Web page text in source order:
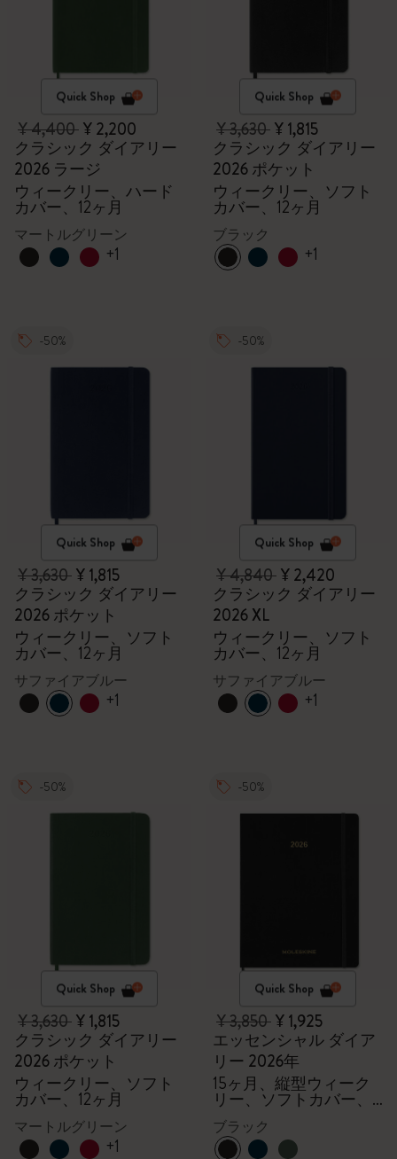
Quick Shop
¥ 4,400¥ 2,200
クラシック ダイアリー
2026 ラージ
ウィークリー、ハード
カバー、12ヶ月
マートルグリーン
+1
Quick Shop
¥ 3,630¥ 1,815
クラシック ダイアリー
2026 ポケット
ウィークリー、ソフト
カバー、12ヶ月
ブラック
+1
-50%
Quick Shop
¥ 3,630¥ 1,815
クラシック ダイアリー
2026 ポケット
ウィークリー、ソフト
カバー、12ヶ月
サファイアブルー
+1
-50%
Quick Shop
¥ 4,840¥ 2,420
クラシック ダイアリー
2026 XL
ウィークリー、ソフト
カバー、12ヶ月
サファイアブルー
+1
-50%
Quick Shop
¥ 3,630¥ 1,815
クラシック ダイアリー
2026 ポケット
ウィークリー、ソフト
カバー、12ヶ月
マートルグリーン
+1
-50%
Quick Shop
¥ 3,850¥ 1,925
エッセンシャル ダイア
リー 2026年
15ヶ月、縦型ウィーク
リー、ソフトカバー、
XXL
ブラック